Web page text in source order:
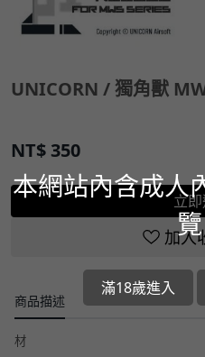
UNICORN / 獨角獸
NT$ 350
立
加入
商品描述
材
本網站內含成人
滿18歲進入